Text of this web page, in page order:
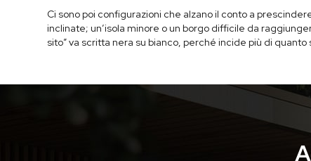
Ci sono poi configurazioni che alzano il conto a
inclinate; un’isola minore o un borgo difficile da
sito” va scritta nera su bianco, perché incide più di